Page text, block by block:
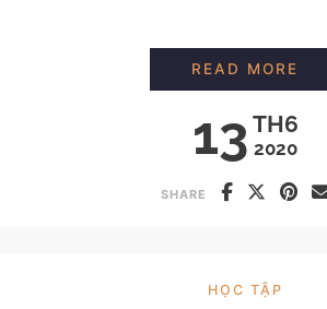
13 TH6
2020
READ MORE
SHARE
HỌC TẬP